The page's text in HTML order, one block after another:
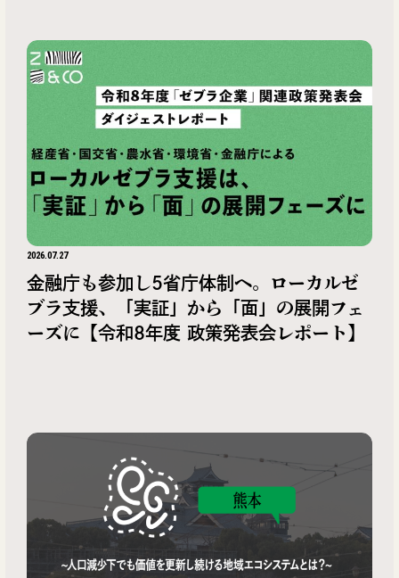
2026.07.27
金融庁も参加し5省庁体制へ。ローカルゼ
ブラ支援、「実証」から「面」の展開フェ
ーズに【令和8年度 政策発表会レポート】